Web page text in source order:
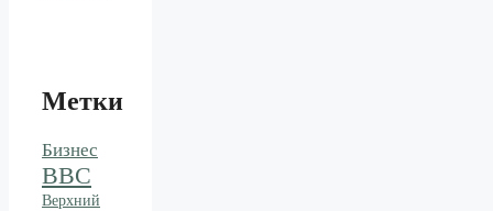
Метки
Бизнес
ВВС
Верхний